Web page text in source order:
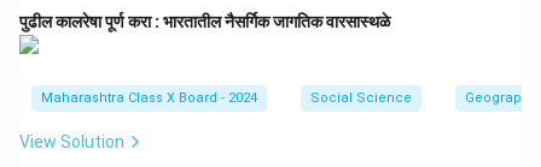
पुढील कालरेषा पूर्ण करा : भारतातील नैसर्गिक जागतिक वारसास्थळे
Maharashtra Class X Board - 2024 Social Science Geography
View Solution